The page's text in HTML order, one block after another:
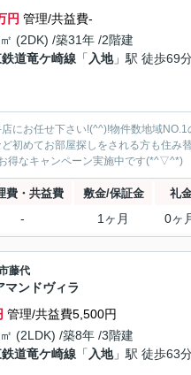
円 管理/共益費-
(2DK) /築31年 /2階建
鉄道竜ケ崎線 「 入地」駅 徒歩69
にお任せ下さい!(^^)!物件数地域
初めてお部屋探しをされる方も住
得なキャンペーン実施中です(*^▽^*)
費・共益費 敷金/保証金 礼
- 1ヶ月 0ヶ
藤代
マンドヴィラ
管理/共益費5,500円
(2LDK) /築8年 /3階建
鉄道竜ケ崎線 「 入地」駅 徒歩63